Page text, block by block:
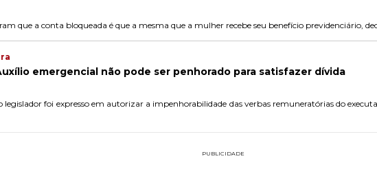
que a conta bloqueada é que a mesma que a mulher recebe seu benefício previdenciário,
emergencial não pode ser penhorado para satisfazer dívida
legislador foi expresso em autorizar a impenhorabilidade das verbas remuneratórias do
PUBLICIDADE